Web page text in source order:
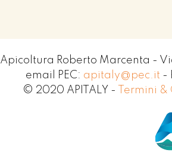
Apicoltura Roberto Marcenta -
email PEC: apitaly@pec.it -
© 2020 APITALY -
Termini